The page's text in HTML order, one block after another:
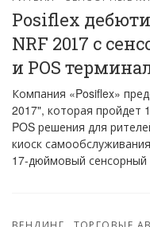
Posiflex
NRF 2017 с
и POS
Компания «Posiflex»
2017", которая пройдет
POS решения для
киоск
17-дюймовый сенсорный
ВЕНДИНГ ТОРГОВЫЕ